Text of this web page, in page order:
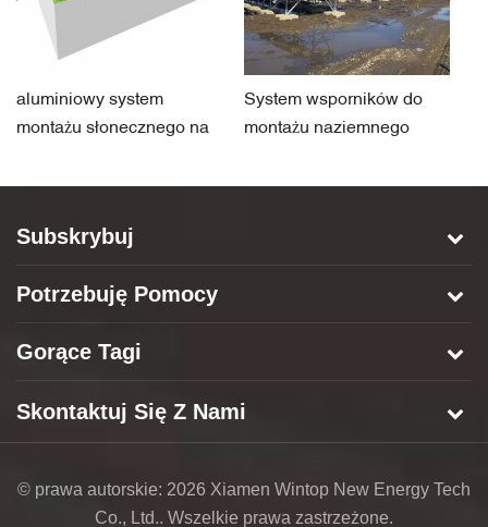
aluminiowy system
montażu słonecznego na
System wsporników do
montażu naziemnego
podstawy betonowej
Subskrybuj
Potrzebuję Pomocy
Gorące Tagi
Skontaktuj Się Z Nami
© prawa autorskie: 2026 Xiamen Wintop New Energy Tech
Co., Ltd.. Wszelkie prawa zastrzeżone.